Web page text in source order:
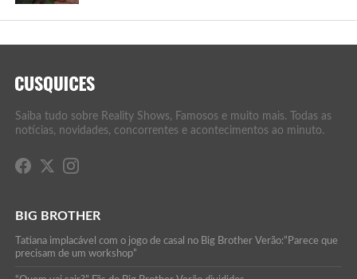
Saiba tudo sobre Reality Shows, Famosos e muito mais. Todas as
notícias, novidades, concorrentes e acontecimentos ao minuto.
BIG BROTHER
Tatiana implacável com o jogo de casal no Big Brother Verão:”Parece que
precisam de um workshop”